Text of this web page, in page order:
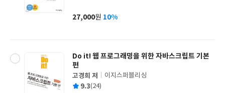
사
가
27,000원 10%
Do it! 웹 프로그래밍을 위한 자바스크립트 기본
편
글
쓴
고경희 저
출
이지스퍼블리싱
평 9.3(24)